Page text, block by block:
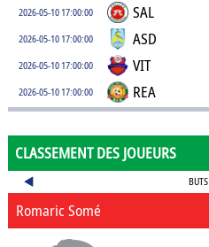
2026-05-10 17:00:00 SAL
2026-05-10 17:00:00 ASD
2026-05-10 17:00:00 VIT
2026-05-10 17:00:00 REA
CLASSEMENT DES JOUEURS
BUTS
Romaric Somé